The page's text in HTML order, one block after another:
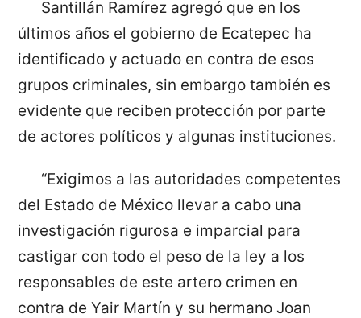
Santillán Ramírez agregó que en los
últimos años el gobierno de Ecatepec ha
identificado y actuado en contra de esos
grupos criminales, sin embargo también es
evidente que reciben protección por parte
de actores políticos y algunas instituciones.
“Exigimos a las autoridades competentes
del Estado de México llevar a cabo una
investigación rigurosa e imparcial para
castigar con todo el peso de la ley a los
responsables de este artero crimen en
contra de Yair Martín y su hermano Joan